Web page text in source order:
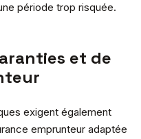
période trop risquée.
et de
exigent également
emprunteur adaptée